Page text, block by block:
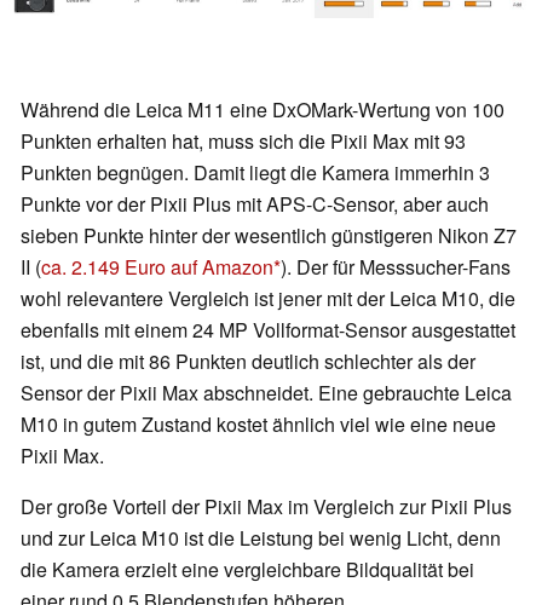
Während die Leica M11 eine DxOMark-Wertung von 100
Punkten erhalten hat, muss sich die Pixii Max mit 93
Punkten begnügen. Damit liegt die Kamera immerhin 3
Punkte vor der Pixii Plus mit APS-C-Sensor, aber auch
sieben Punkte hinter der wesentlich günstigeren Nikon Z7
II (ca. 2.149 Euro auf Amazon ). Der für Messsucher-Fans
wohl relevantere Vergleich ist jener mit der Leica M10, die
ebenfalls mit einem 24 MP Vollformat-Sensor ausgestattet
ist, und die mit 86 Punkten deutlich schlechter als der
Sensor der Pixii Max abschneidet. Eine gebrauchte Leica
M10 in gutem Zustand kostet ähnlich viel wie eine neue
Pixii Max.
Der große Vorteil der Pixii Max im Vergleich zur Pixii Plus
und zur Leica M10 ist die Leistung bei wenig Licht, denn
die Kamera erzielt eine vergleichbare Bildqualität bei